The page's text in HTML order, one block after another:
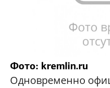
Фото: kremlin.ru
Одновременно